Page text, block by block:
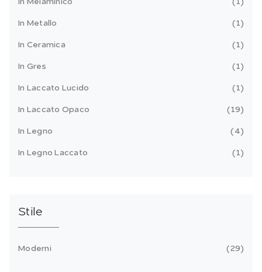
In Melaminico 1
In Metallo 1
In Ceramica 1
In Gres 1
In Laccato Lucido 1
In Laccato Opaco 19
In Legno 4
In Legno Laccato 1
Stile
Moderni 29